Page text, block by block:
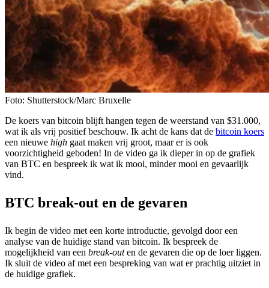
Foto: Shutterstock/Marc Bruxelle
De koers van bitcoin blijft hangen tegen de weerstand van $31.000,
wat ik als vrij positief beschouw. Ik acht de kans dat de bitcoin koers
een nieuwe high gaat maken vrij groot, maar er is ook
voorzichtigheid geboden! In de video ga ik dieper in op de grafiek
van BTC en bespreek ik wat ik mooi, minder mooi en gevaarlijk
vind.
BTC break-out en de gevaren
Ik begin de video met een korte introductie, gevolgd door een
analyse van de huidige stand van bitcoin. Ik bespreek de
mogelijkheid van een break-outen de gevaren die op de loer liggen.
Ik sluit de video af met een bespreking van wat er prachtig uitziet in
de huidige grafiek.